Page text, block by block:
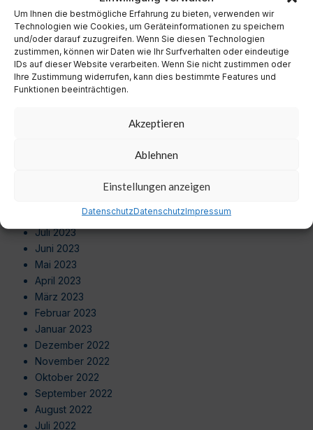
Um Ihnen die bestmögliche Erfahrung zu bieten, verwenden wir
Technologien wie Cookies, um Geräteinformationen zu speichern
und/oder darauf zuzugreifen. Wenn Sie diesen Technologien
zustimmen, können wir Daten wie Ihr Surfverhalten oder eindeutige
IDs auf dieser Website verarbeiten. Wenn Sie nicht zustimmen oder
Ihre Zustimmung widerrufen, kann dies bestimmte Features und
Funktionen beeinträchtigen.
Akzeptieren
Ablehnen
Einstellungen anzeigen
DatenschutzDatenschutzImpressum
August 2024
Juli 2024
Juni 2024
Mai 2024
April 2024
August 2023
Juli 2023
Juni 2023
Mai 2023
April 2023
März 2023
Februar 2023
Januar 2023
Dezember 2022
November 2022
Oktober 2022
September 2022
August 2022
Juli 2022